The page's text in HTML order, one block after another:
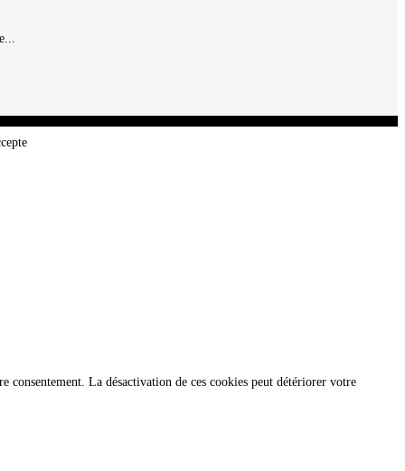
consentement. La désactivation de ces cookies peut détériorer votre